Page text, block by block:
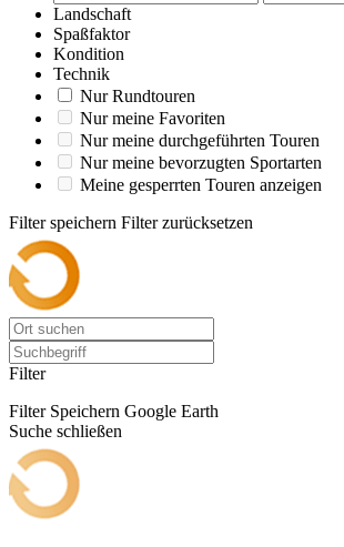
Landschaft
Spaßfaktor
Kondition
Technik
Nur Rundtouren
Nur meine Favoriten
Nur meine durchgeführten Touren
Nur meine bevorzugten Sportarten
Meine gesperrten Touren anzeigen
Filter speichern Filter zurücksetzen
Filter
Filter Speichern Google Earth
Suche schließen